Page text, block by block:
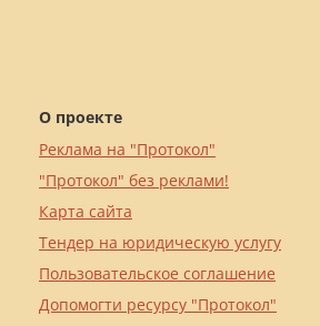
О проекте
Реклама на "Протокол"
"Протокол" без реклами!
Карта сайта
Тендер на юридическую услугу
Пользовательское соглашение
Допомогти ресурсу "Протокол"